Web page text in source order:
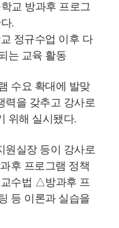
교 방과후 프로그
.
정규수업 이후 다
는 교육 활동
수요 확대에 발맞
력을 갖추고 강사로
위해 실시됐다.
원실장 등이 강사로
후 프로그램 정책
수법 △방과후 프
등 이론과 실습을